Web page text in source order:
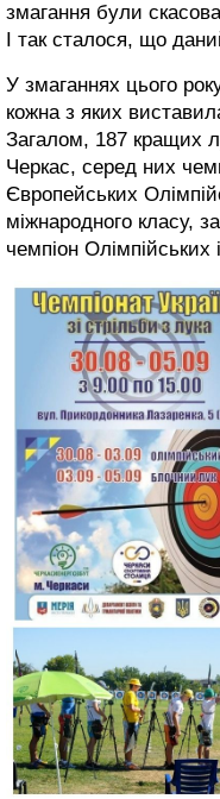
змагання були
І так сталося, що
У змаганнях цього
кожна з яких
Загалом, 187 кращих
Черкас, серед них
Європейських
міжнародного класу,
чемпіон Олімпійських